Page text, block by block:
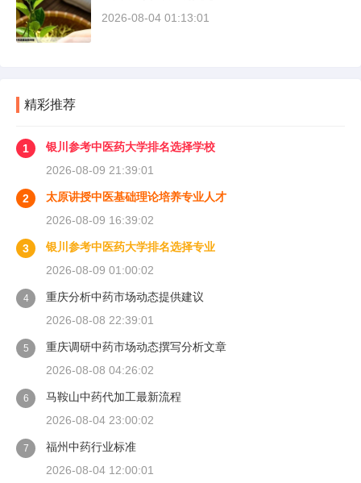
2026-08-04 01:13:01
精彩推荐
1
银川参考中医药大学排名选择学校
2026-08-09 21:39:01
2
太原讲授中医基础理论培养专业人才
2026-08-09 16:39:02
3
银川参考中医药大学排名选择专业
2026-08-09 01:00:02
4
重庆分析中药市场动态提供建议
2026-08-08 22:39:01
5
重庆调研中药市场动态撰写分析文章
2026-08-08 04:26:02
6
马鞍山中药代加工最新流程
2026-08-04 23:00:02
7
福州中药行业标准
2026-08-04 12:00:01